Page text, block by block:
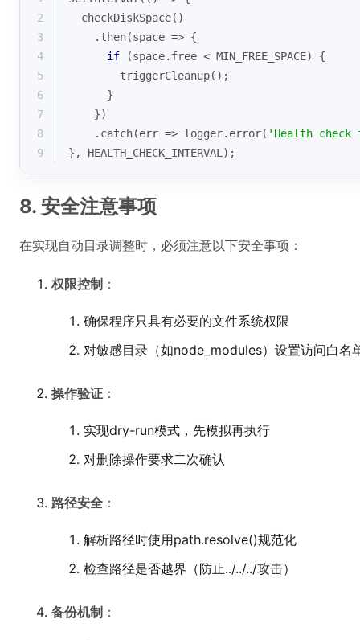
2
  checkDiskSpace()
3
    .then(
space => {
4
if (space.free < MIN_FREE_SPACE) {
5
        triggerCleanup();
6
      }
7
    })
8
    .catch(
err => logger.error( 'Health
9
}, HEALTH_CHECK_INTERVAL);
8. 安全注意事项
在实现自动目录调整时，必须注意以下安全事项：
权限控制 ：
确保程序只具有必要的文件系统权限
对敏感目录（如node_modules）设置访问白名
操作验证 ：
实现dry-run模式，先模拟再执行
对删除操作要求二次确认
路径安全 ：
解析路径时使用path.resolve()规范化
检查路径是否越界（防止../../../攻击）
备份机制 ：